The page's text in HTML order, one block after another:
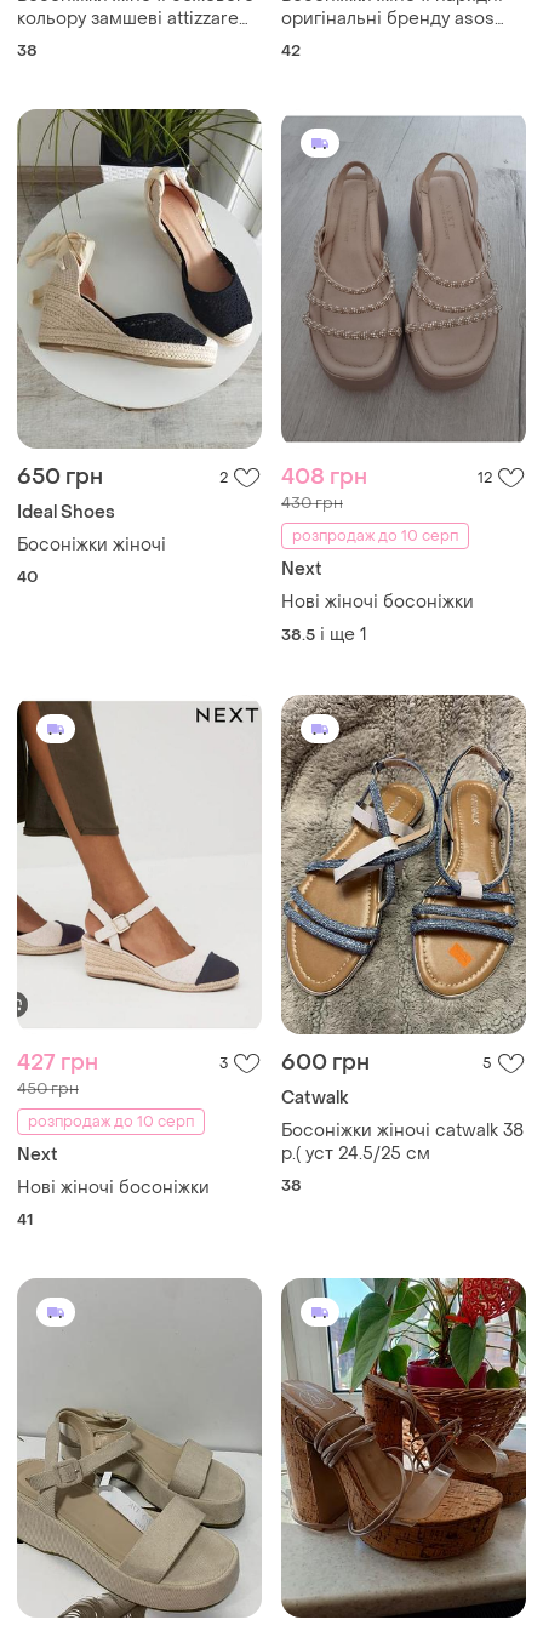
кольору замшеві attizzare
38 розмір
38
оригінальні бренду asos
design розмір 42
42
650 грн 2
Ideal Shoes
Босоніжки жіночі
40
408 грн 12
430 грн
розпродаж до 10 серп
Next
Нові жіночі босоніжки
38.5 і ще 1
427 грн 3
450 грн
розпродаж до 10 серп
Next
Нові жіночі босоніжки
41
600 грн 5
Catwalk
Босоніжки жіночі catwalk 38
р.( уст 24.5/25 см
38